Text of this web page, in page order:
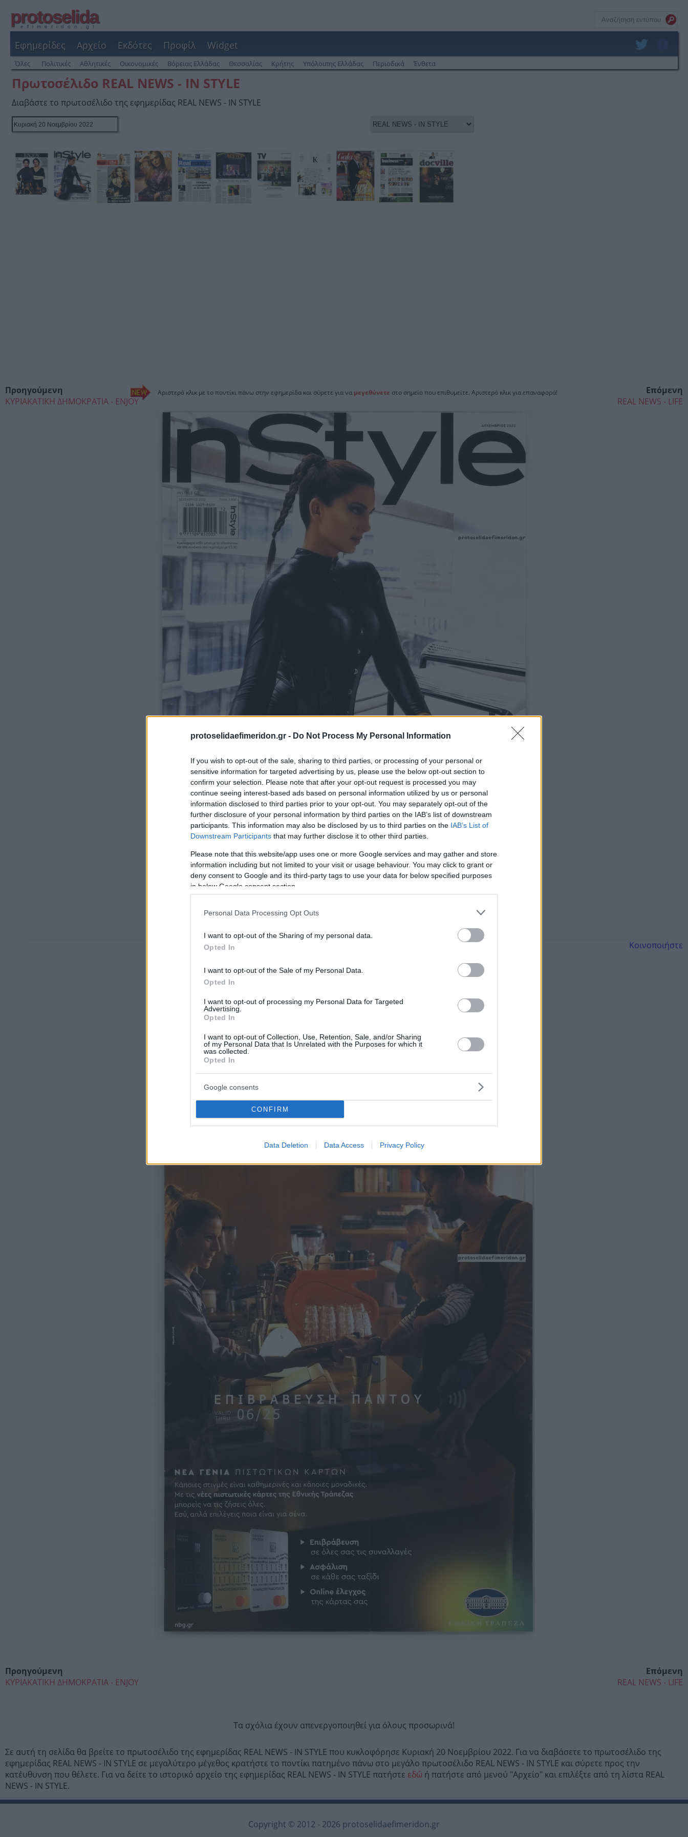
protoselidaefimeridon.gr - Do Not Process My Personal Information
If you wish to opt-out of the sale, sharing to third parties, or processing of your personal or
sensitive information for targeted advertising by us, please use the below opt-out section to
confirm your selection. Please note that after your opt-out request is processed you may
continue seeing interest-based ads based on personal information utilized by us or personal
information disclosed to third parties prior to your opt-out. You may separately opt-out of the
further disclosure of your personal information by third parties on the IAB’s list of downstream
participants. This information may also be disclosed by us to third parties on the IAB’s List of
Downstream Participants that may further disclose it to other third parties.
Please note that this website/app uses one or more Google services and may gather and store
information including but not limited to your visit or usage behaviour. You may click to grant or
deny consent to Google and its third-party tags to use your data for below specified purposes
in below Google consent section.
Personal Data Processing Opt Outs
I want to opt-out of the Sharing of my personal data.
Opted In
I want to opt-out of the Sale of my Personal Data.
Opted In
I want to opt-out of processing my Personal Data for Targeted
Advertising.
Opted In
I want to opt-out of Collection, Use, Retention, Sale, and/or Sharing
of my Personal Data that Is Unrelated with the Purposes for which it
was collected.
Opted In
Google consents
CONFIRM
Data Deletion Data Access Privacy Policy
protoselida
efimeridon.gr
Εφημερίδες Αρχείο Εκδότες Προφίλ Widget
Όλες Πολιτικές Αθλητικές Οικονομικές Βόρειας Ελλάδας Θεσσαλίας Κρήτης Υπόλοιπης Ελλάδας Περιοδικά Ένθετα
Πρωτοσέλιδο REAL NEWS - IN STYLE
Διαβάστε το πρωτοσέλιδο της εφημερίδας REAL NEWS - IN STYLE
Αριστερό κλικ με το ποντίκι πάνω στην εφημερίδα και σύρετε για να μεγεθύνετε στο σημείο που επιθυμείτε. Αριστερό κλικ για επαναφορά!
Προηγούμενη
ΚΥΡΙΑΚΑΤΙΚΗ ΔΗΜΟΚΡΑΤΙΑ - ENJOY
Επόμενη
REAL NEWS - LIFE
Κοινοποιήστε
Οπισθόφυλλο εφημερίδας REAL NEWS - IN STYLE
Προηγούμενη
ΚΥΡΙΑΚΑΤΙΚΗ ΔΗΜΟΚΡΑΤΙΑ - ENJOY
Επόμενη
REAL NEWS - LIFE
Τα σχόλια έχουν απενεργοποιηθεί για όλους προσωρινά!
Σε αυτή τη σελίδα θα βρείτε το πρωτοσέλιδο της εφημερίδας REAL NEWS - IN STYLE που κυκλοφόρησε Κυριακή 20 Νοεμβρίου 2022. Για να διαβάσετε το πρωτοσέλιδο της
εφημερίδας REAL NEWS - IN STYLE σε μεγαλύτερο μέγεθος κρατήστε το ποντίκι πατημένο πάνω στο μεγάλο πρωτοσέλιδο REAL NEWS - IN STYLE και σύρετε προς την
κατέυθυνση που θέλετε. Για να δείτε το ιστορικό αρχείο της εφημερίδας REAL NEWS - IN STYLE πατήστε εδώ ή πατήστε από μενού "Αρχείο" και επιλέξτε από τη λίστα REAL
NEWS - IN STYLE.
Copyright © 2012 - 2026 protoselidaefimeridon.gr